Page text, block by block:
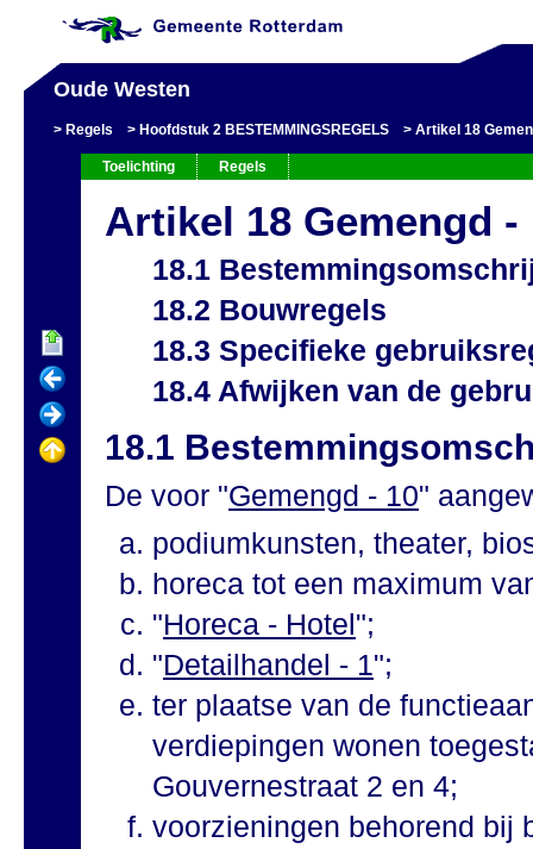
Oude Westen
Regels Hoofdstuk 2 BESTEMMINGSREGELS Artikel 18
Toelichting Regels
Artikel 18 Gemengd -
18.1
18.2 Bouwregels
18.3 Specifieke
18.4 Afwijken van de
18.1
De voor "Gemengd - 10"
podiumkunsten, theater,
horeca tot een maximum
"Horeca - Hotel";
"Detailhandel - 1";
ter plaatse van de
verdiepingen wonen
Gouvernestraat 2 en 4;
voorzieningen behorend bij